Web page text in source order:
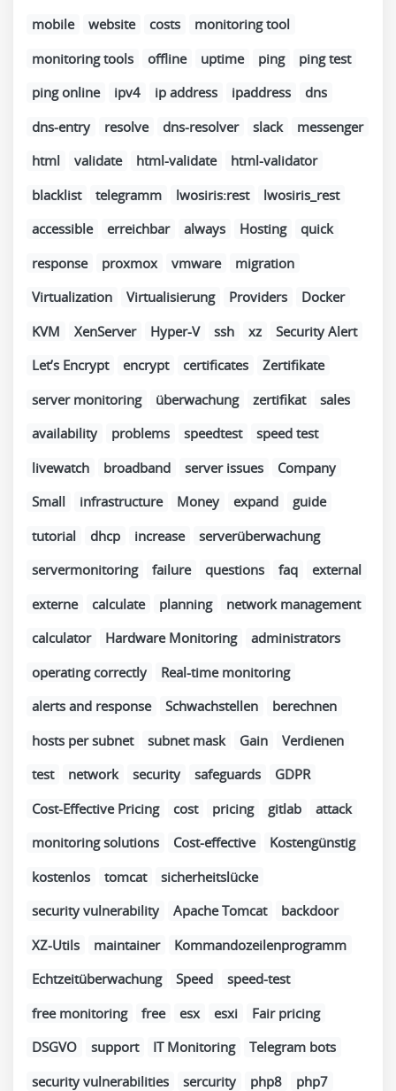
mobile
website costs
monitoring tool
monitoring tools
offline uptime ping
ping test
ping online
ipv4 ip address ipaddress
dns
dns-entry
resolve dns-resolver slack
messenger
html
validate html-validate
html-validator
blacklist
telegramm lwosiris:rest
lwosiris_rest
accessible
erreichbar always Hosting
quick
response
proxmox vmware
migration
Virtualization
Virtualisierung Providers
Docker
KVM
XenServer Hyper-V ssh xz
Security Alert
Let’s Encrypt
encrypt certificates
Zertifikate
server monitoring
überwachung zertifikat
sales
availability
problems speedtest
speed test
livewatch
broadband server issues
Company
Small
infrastructure Money expand
guide
tutorial
dhcp increase
serverüberwachung
servermonitoring
failure questions faq
external
externe
calculate planning
network management
calculator
Hardware Monitoring
administrators
operating correctly
Real-time monitoring
alerts and response
Schwachstellen
berechnen
hosts per subnet
subnet mask Gain
Verdienen
test
network security safeguards
GDPR
Cost-Effective Pricing
cost pricing gitlab
attack
monitoring solutions
Cost-effective
Kostengünstig
kostenlos
tomcat
sicherheitslücke
security vulnerability
Apache Tomcat
backdoor
XZ-Utils
maintainer
Kommandozeilenprogramm
Echtzeitüberwachung
Speed
speed-test
free monitoring
free esx esxi
Fair pricing
DSGVO
support IT Monitoring
Telegram bots
security vulnerabilities
sercurity php8
php7